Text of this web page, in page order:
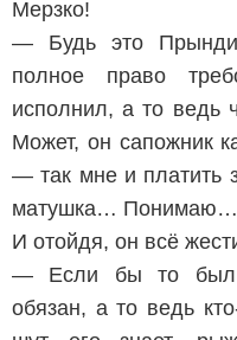
Мерзко!
— Будь это
полное право
исполнил, а то ведь
Может, он сапожник
— так мне и платить
матушка… Понимаю…
И отойдя, он всё
— Если бы то был
обязан, а то ведь